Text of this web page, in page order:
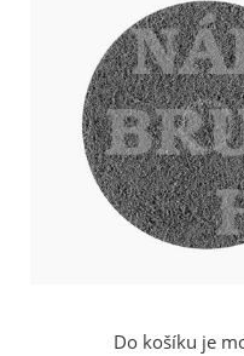
Do košíku je